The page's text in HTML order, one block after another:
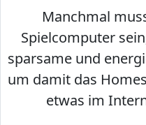
Manchmal
Spielcomputer
sparsame und
um damit das
etwas im